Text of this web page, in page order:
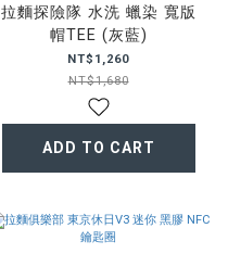
拉麵探險隊 水洗 蠟染 寬版
帽TEE (灰藍)
NT$1,260
NT$1,680
ADD TO CART